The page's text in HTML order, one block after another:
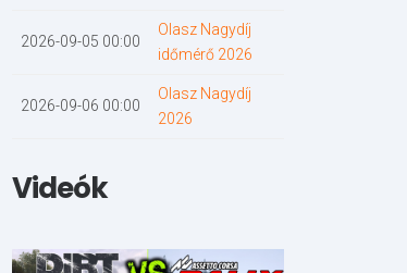
2026-09-05 00:00
Olasz Nagydíj
időmérő 2026
2026-09-06 00:00
Olasz Nagydíj
2026
Videók